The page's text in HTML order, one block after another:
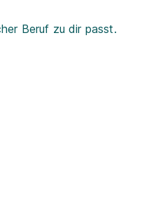
Beruf zu dir passt.